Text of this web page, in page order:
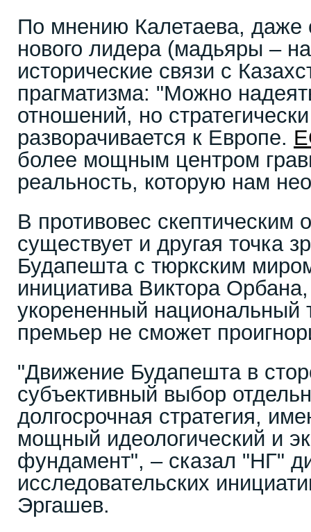
По мнению Калетаева,
нового лидера (мадьяры –
исторические связи с
прагматизма: "Можно
отношений, но
разворачивается к Европе.
более мощным центром
реальность, которую нам
В противовес скептическим
существует и другая точка
Будапешта с тюркским
инициатива Виктора Орбана,
укорененный национальный
премьер не сможет
"Движение Будапешта в
субъективный выбор
долгосрочная стратегия,
мощный идеологический и
фундамент", – сказал "НГ"
исследовательских
Эргашев.